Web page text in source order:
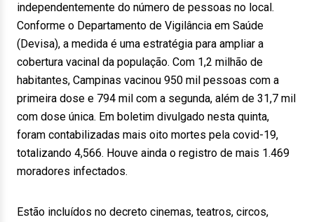
independentemente do número de pessoas no local.
Conforme o Departamento de Vigilância em Saúde
(Devisa), a medida é uma estratégia para ampliar a
cobertura vacinal da população. Com 1,2 milhão de
habitantes, Campinas vacinou 950 mil pessoas com a
primeira dose e 794 mil com a segunda, além de 31,7 mil
com dose única. Em boletim divulgado nesta quinta,
foram contabilizadas mais oito mortes pela covid-19,
totalizando 4,566. Houve ainda o registro de mais 1.469
moradores infectados.
Estão incluídos no decreto cinemas, teatros, circos,